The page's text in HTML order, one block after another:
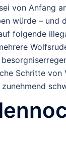
von Anfang
würde – und
folgende
Schritte von